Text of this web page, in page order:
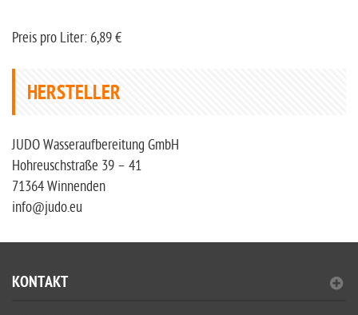
Preis pro Liter: 6,89 €
HERSTELLER
JUDO Wasseraufbereitung GmbH
Hohreuschstraße 39 – 41
71364 Winnenden
info@judo.eu
KONTAKT